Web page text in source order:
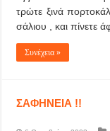
τρώτε ξινά
σάλιου , και πίνετε
Συνέχεια »
ΣΑΦΗΝΕΙΑ !!